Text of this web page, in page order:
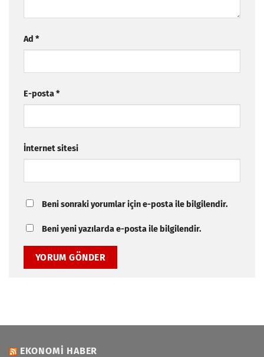
Ad *
E-posta*
İnternet sitesi
Beni sonraki yorumlar için e-posta ile bilgilendir.
Beni yeni yazılarda e-posta ile bilgilendir.
EKONOMI HABER